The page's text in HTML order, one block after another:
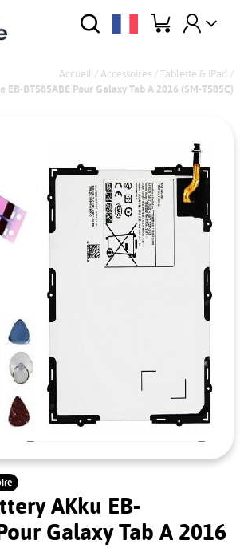
Accueil / Accessoires / Tablette & iPad /
EB-BT585ABE Pour Galaxy Tab A 2016 (SM-T585C)
AKku EB-
Galaxy Tab A 2016